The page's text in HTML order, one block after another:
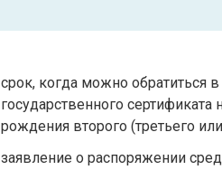
срок, когда можно обратиться
государственного
рождения второго (третьего
заявление о распоряжении